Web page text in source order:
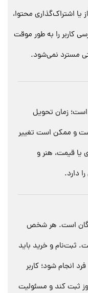
اشتراک‌گذاری محتوا،
کاربر را به طور موقت
مسترد نمی‌شود.
زمان تحویل
۳ تا ۷ روز کاری است و ممکن است تغییر
قیمت، هنر و
دارد.
است. هر شخص
ثبت‌نام و خرید باید
انجام شود؛ کاربر
ثبت کند و مسئولیت